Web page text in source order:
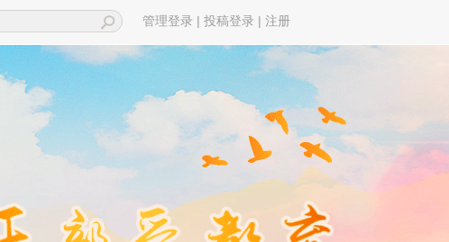
管理登录 | 投稿登录 | 注册